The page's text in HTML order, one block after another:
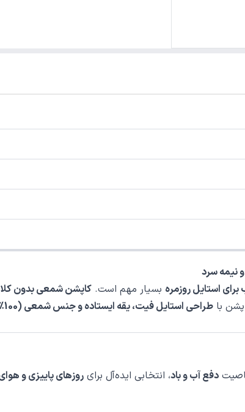
نیمه سرد
استایل روزمره بسیار مهم است. کاپشن شمعی بدون
با طراحی استایل فیت، یقه ایستاده و جنس شمعی (100٪ پلی‌استر)
دفع آب و باد، انتخابی ایده‌آل برای روزهای پاییزی و